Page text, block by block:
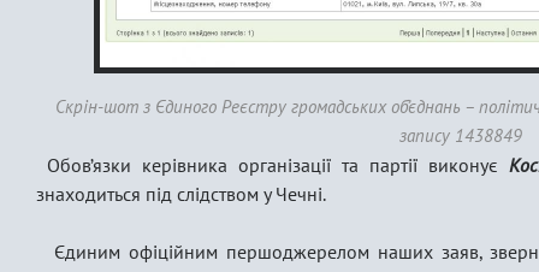
Скрін-шот з Єдиного Реєстру громадських об’єднань –
запису 1438849
Обов’язки керівника організації та партії виконує
знаходиться під слідством у Чечні.
Єдиним офіційним першоджерелом наших заяв,